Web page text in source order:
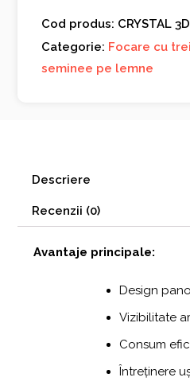
Cod produs: CRYSTAL
Categorie: Focare cu
seminee pe lemne
Descriere
Recenzii (0)
Avantaje principale:
Design
Vizibilitate
Consum
Întreținere